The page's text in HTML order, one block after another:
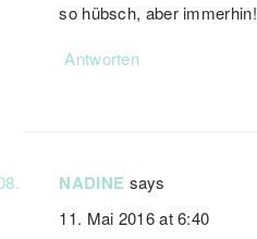
so hübsch, aber immerhin!
Antworten
NADINE says
11. Mai 2016 at 6:40